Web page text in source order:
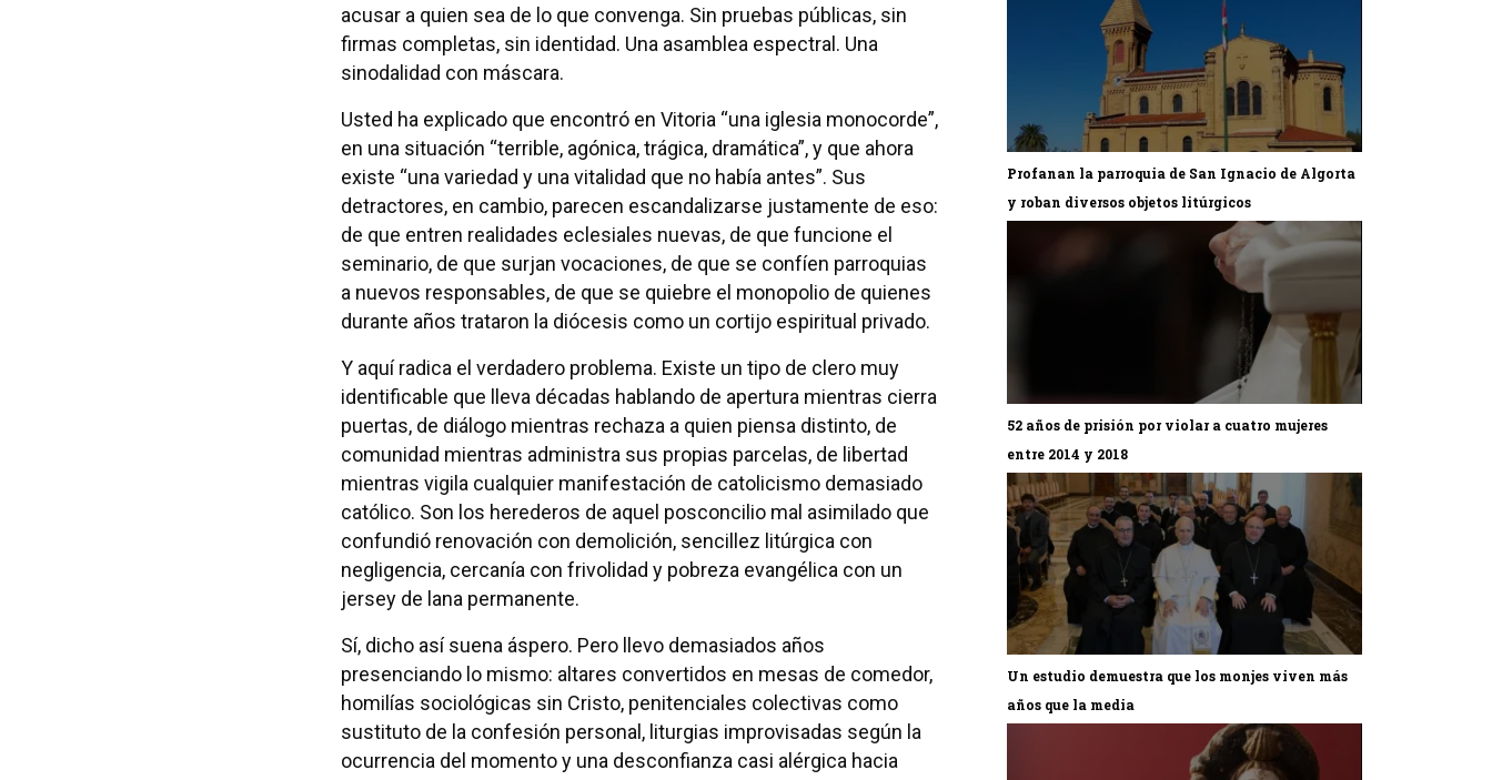
acusar a quien sea de lo que convenga. Sin pruebas públicas, sin
firmas completas, sin identidad. Una asamblea espectral. Una
sinodalidad con máscara.
Usted ha explicado que encontró en Vitoria “una iglesia monocorde”,
en una situación “terrible, agónica, trágica, dramática”, y que ahora
existe “una variedad y una vitalidad que no había antes”. Sus
detractores, en cambio, parecen escandalizarse justamente de eso:
de que entren realidades eclesiales nuevas, de que funcione el
seminario, de que surjan vocaciones, de que se confíen parroquias
a nuevos responsables, de que se quiebre el monopolio de quienes
durante años trataron la diócesis como un cortijo espiritual privado.
Y aquí radica el verdadero problema. Existe un tipo de clero muy
identificable que lleva décadas hablando de apertura mientras cierra
puertas, de diálogo mientras rechaza a quien piensa distinto, de
comunidad mientras administra sus propias parcelas, de libertad
mientras vigila cualquier manifestación de catolicismo demasiado
católico. Son los herederos de aquel posconcilio mal asimilado que
confundió renovación con demolición, sencillez litúrgica con
negligencia, cercanía con frivolidad y pobreza evangélica con un
jersey de lana permanente.
Sí, dicho así suena áspero. Pero llevo demasiados años
presenciando lo mismo: altares convertidos en mesas de comedor,
homilías sociológicas sin Cristo, penitenciales colectivas como
sustituto de la confesión personal, liturgias improvisadas según la
ocurrencia del momento y una desconfianza casi alérgica hacia
Profanan la parroquia de San Ignacio de Algorta
y roban diversos objetos litúrgicos
52 años de prisión por violar a cuatro mujeres
entre 2014 y 2018
Un estudio demuestra que los monjes viven más
años que la media